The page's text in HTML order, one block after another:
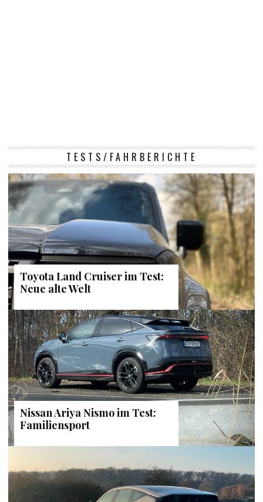
TESTS/FAHRBERICHTE
Toyota Land Cruiser im Test:
Neue alte Welt
Nissan Ariya Nismo im Test:
Familiensport